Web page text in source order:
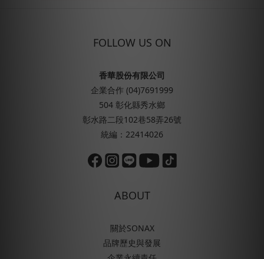
FOLLOW US ON
香華股份有限公司
企業合作 (04)7691999
504 彰化縣秀水鄉
彰水路二段102巷58弄26號
統編：22414026
ABOUT
關於SONAX
品牌歷史與發展